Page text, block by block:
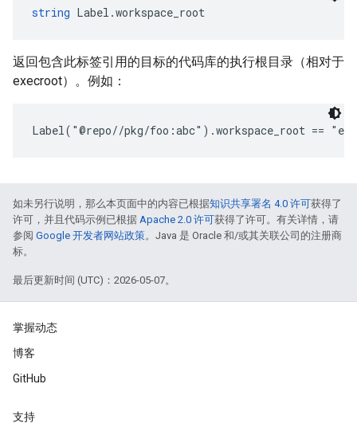
string Label.workspace_root
返回包含此标签引用的目标的代码库的执行根目录（相对于
execroot）。例如：
Label("@repo//pkg/foo:abc").workspace_root ==
如未另行说明，那么本页面中的内容已根据知识共享署名 4.0 许可获得了
许可，并且代码示例已根据 Apache 2.0 许可获得了许可。有关详情，请
参阅 Google 开发者网站政策。Java 是 Oracle 和/或其关联公司的注册商
标。
最后更新时间 (UTC)：2026-05-07。
掌握动态
博客
GitHub
支持